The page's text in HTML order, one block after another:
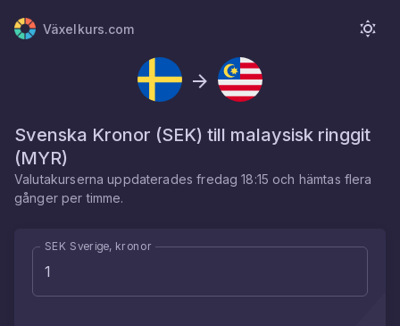
Växelkurs.com
Svenska Kronor (SEK) till malaysisk ringgit
(MYR)
Valutakurserna uppdateradesfredag 18:15 och hämtas flera
gånger per timme.
SEK Sverige, kronor